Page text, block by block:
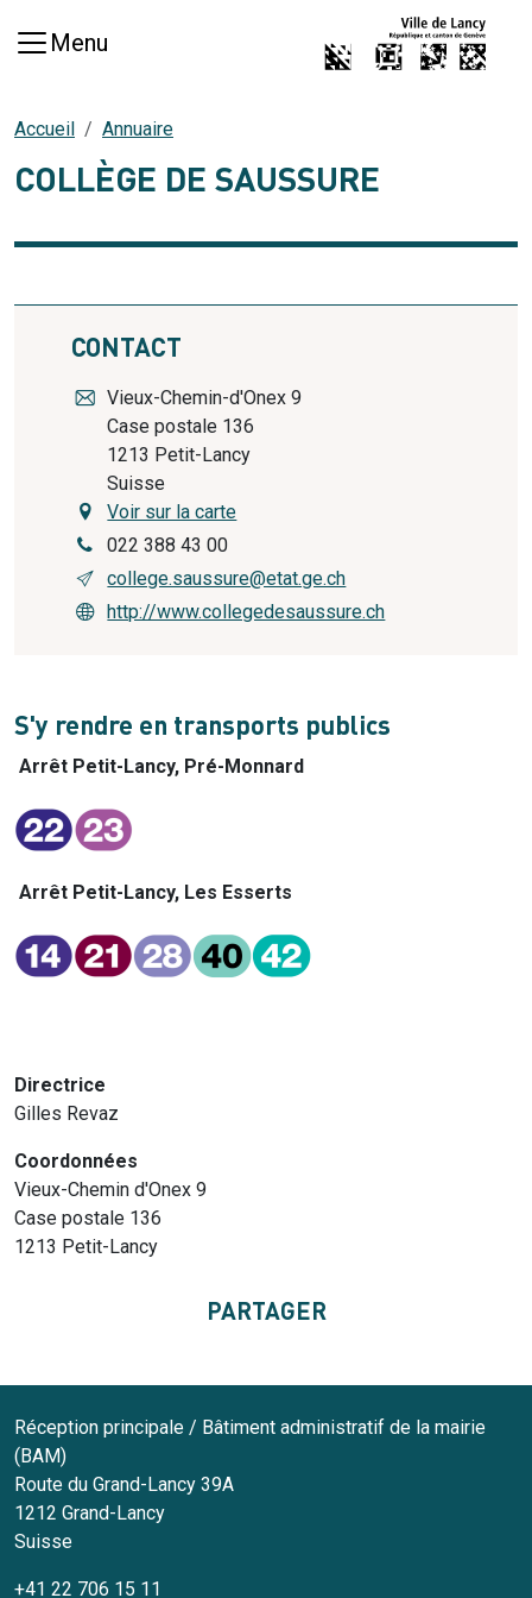
Menu
Accueil Annuaire
COLLÈGE DE SAUSSURE
CONTACT
Vieux-Chemin-d'Onex 9
Case postale 136
1213 Petit-Lancy
Suisse
Voir sur la carte
022 388 43 00
college.saussure@etat.ge.ch
http://www.collegedesaussure.ch
S'y rendre en transports publics
Arrêt Petit-Lancy, Pré-Monnard
Arrêt Petit-Lancy, Les Esserts
Directrice
Gilles Revaz
Coordonnées
Vieux-Chemin d'Onex 9
Case postale 136
1213 Petit-Lancy
PARTAGER
Réception principale / Bâtiment administratif de la mairie
(BAM)
Route du Grand-Lancy 39A
1212 Grand-Lancy
Suisse
+41 22 706 15 11